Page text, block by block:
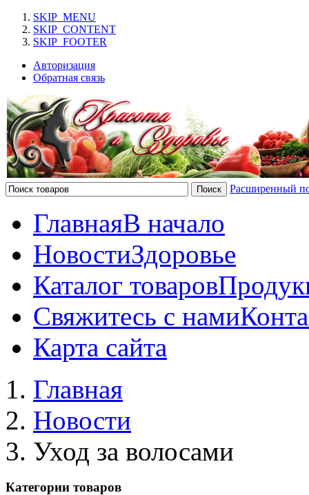
SKIP_MENU
SKIP_CONTENT
SKIP_FOOTER
Авторизация
Обратная связь
Расширенный
ГлавнаяВ начало
НовостиЗдоровье
Каталог товаров
Свяжитесь с нами
Карта сайта
Главная
Новости
Уход за волосами
Категории товаров